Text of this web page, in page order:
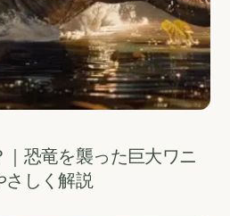
恐竜を襲った巨大ワニ
しく解説